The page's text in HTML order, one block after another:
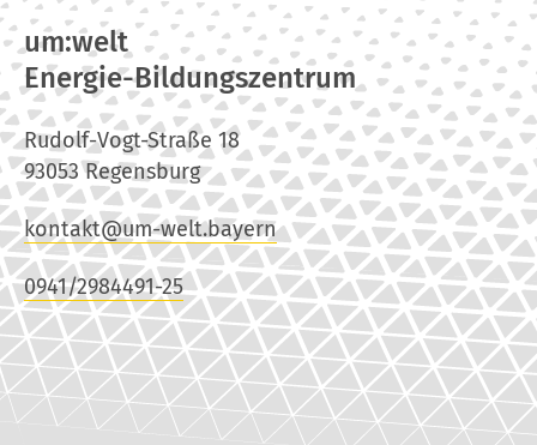
um:welt
Energie-Bildungszentrum
Rudolf-Vogt-Straße 18
93053 Regensburg
kontakt@um-welt.bayern
0941/2984491-25